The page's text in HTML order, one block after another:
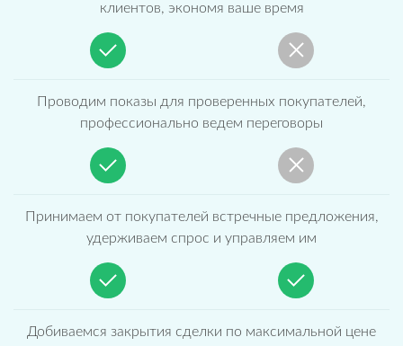
клиентов, экономя ваше время
Проводим показы для проверенных покупателей,
профессионально ведем переговоры
Принимаем от покупателей встречные предложения,
удерживаем спрос и управляем им
Добиваемся закрытия сделки по максимальной цене